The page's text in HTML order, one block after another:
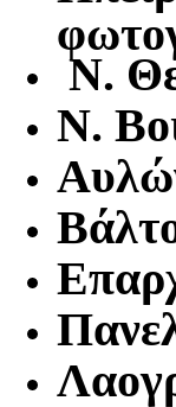
Ν.
Ν.